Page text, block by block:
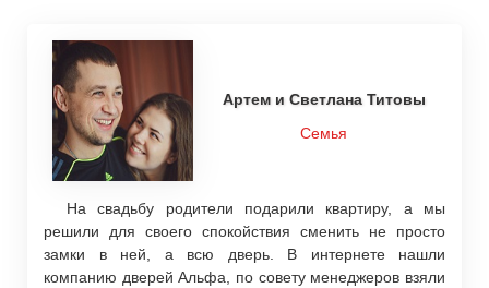
Артем и Светлана Титовы
Семья
На свадьбу родители подарили квартиру, а мы
решили для своего спокойствия сменить не просто
замки в ней, а всю дверь. В интернете нашли
компанию дверей Альфа, по совету менеджеров взяли